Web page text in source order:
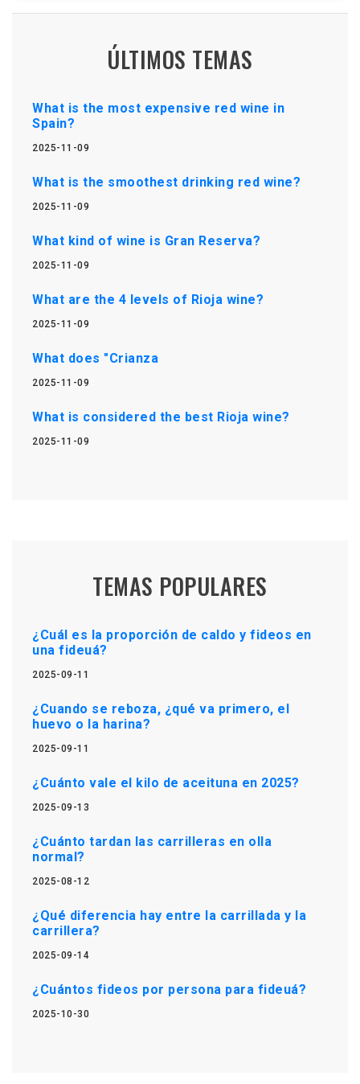
ÚLTIMOS TEMAS
What is the most expensive red wine in
Spain?
2025-11-09
What is the smoothest drinking red wine?
2025-11-09
What kind of wine is Gran Reserva?
2025-11-09
What are the 4 levels of Rioja wine?
2025-11-09
What does "Crianza
2025-11-09
What is considered the best Rioja wine?
2025-11-09
TEMAS POPULARES
¿Cuál es la proporción de caldo y fideos en
una fideuá?
2025-09-11
¿Cuando se reboza, ¿qué va primero, el
huevo o la harina?
2025-09-11
¿Cuánto vale el kilo de aceituna en 2025?
2025-09-13
¿Cuánto tardan las carrilleras en olla
normal?
2025-08-12
¿Qué diferencia hay entre la carrillada y la
carrillera?
2025-09-14
¿Cuántos fideos por persona para fideuá?
2025-10-30